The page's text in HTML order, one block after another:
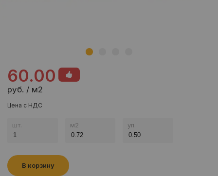
60.00
руб. / м2
Цена с НДС
шт. м2 уп.
В корзину